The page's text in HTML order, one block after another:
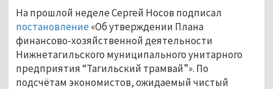
На прошлой неделе Сергей Носов подписал
постановление «Об утверждении Плана
финансово-хозяйственной деятельности
Нижнетагильского муниципального унитарного
предприятия “Тагильский трамвай”». По
подсчётам экономистов, ожидаемый чистый